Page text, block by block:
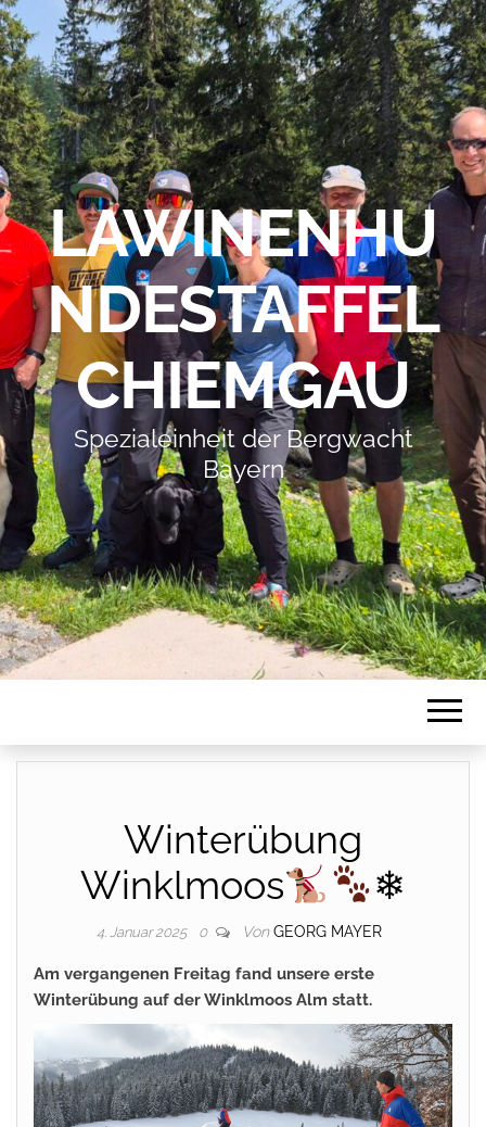
LAWINENHU
NDESTAFFEL
CHIEMGAU
Spezialeinheit der Bergwacht
Bayern
Winterübung
Winklmoos
❄
4. Januar 2025 0 Von GEORG MAYER
Am vergangenen Freitag fand unsere erste
Winterübung auf der Winklmoos Alm statt.